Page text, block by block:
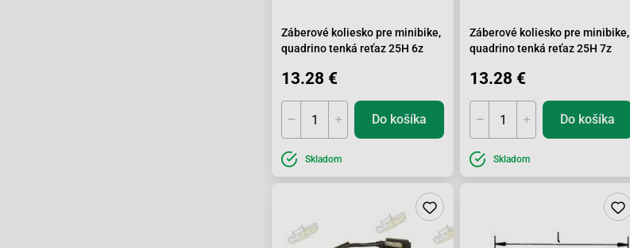
Záberové koliesko pre minibike,
quadrino tenká reťaz 25H 6z
13.28 €
Do košíka
Skladom
Záberové koliesko pre minibike,
quadrino tenká reťaz 25H 7z
13.28 €
Do košíka
Skladom